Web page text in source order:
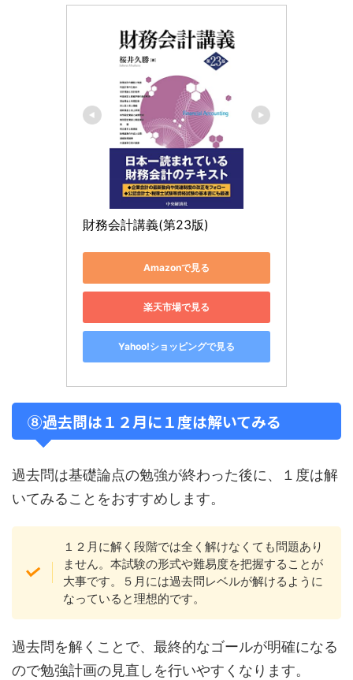
財務会計講義(第23版)
Amazonで見る
楽天市場で見る
Yahoo!ショッピングで見る
⑧過去問は１２月に１度は解いてみる
過去問は基礎論点の勉強が終わった後に、１度は解
いてみることをおすすめします。
１２月に解く段階では全く解けなくても問題あり
ません。本試験の形式や難易度を把握することが
大事です。５月には過去問レベルが解けるように
なっていると理想的です。
過去問を解くことで、最終的なゴールが明確になる
ので勉強計画の見直しを行いやすくなります。